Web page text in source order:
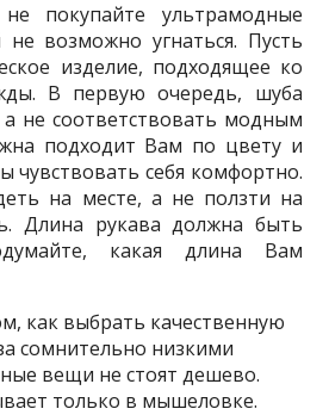
покупайте ультрамодные
возможно угнаться. Пусть
изделие, подходящее ко
В первую очередь, шуба
не соответствовать модным
подходит Вам по цвету и
себя комфортно.
на месте, а не ползти на
Длина рукава должна быть
какая длина Вам
как выбрать качественную
сомнительно низкими
вещи не стоят дешево.
только в мышеловке.